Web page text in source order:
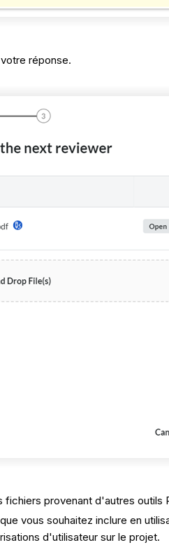
réponse.
fichiers provenant d'autres outils
vous souhaitez inclure en
d'utilisateur sur le projet.